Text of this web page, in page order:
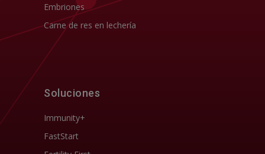
Embriones
Carne de res en lechería
Soluciones
Immunity+
FastStart